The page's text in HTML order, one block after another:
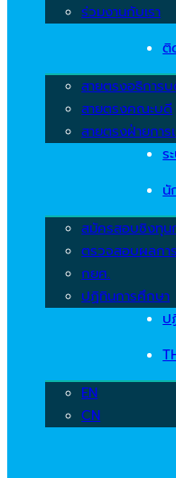
ร่วมงานกับเรา
ติ
สายตรงอธิการ
สายตรงคณะบดี
สายตรงฝ่ายการ
ร
นั
สมัครสอบชิงทุน
ตรวจสอบผลกา
กยศ.
ปฏิทินการศึกษา
ป
EN
CN